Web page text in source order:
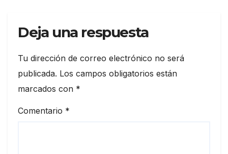
Deja una respuesta
Tu dirección de correo electrónico no será
publicada. Los campos obligatorios están
marcados con *
Comentario *